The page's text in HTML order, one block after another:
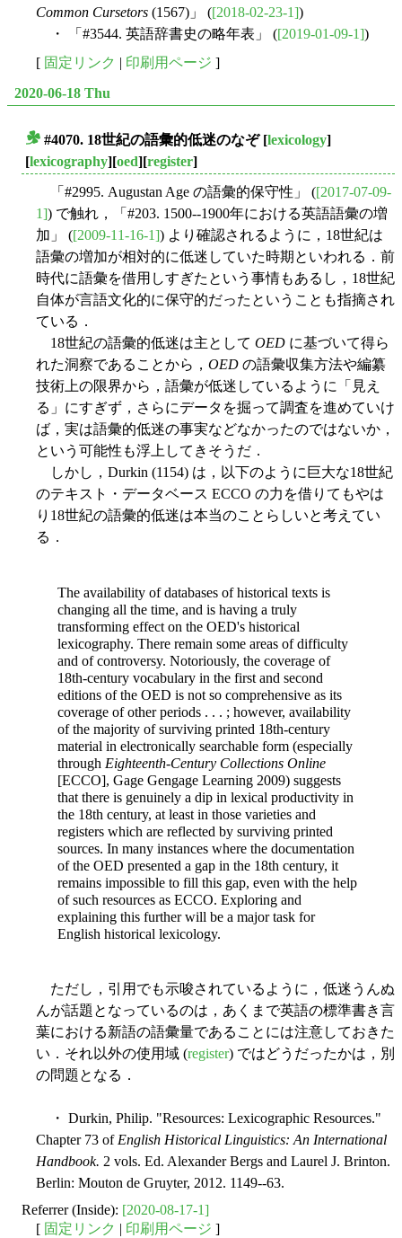
Common Cursetors (1567)」 ([2018-02-23-1])
・ 「#3544. 英語辞書史の略年表」 ([2019-01-09-1])
[ 固定リンク | 印刷用ページ ]
2020-06-18 Thu
#4070. 18世紀の語彙的低迷のなぞ[lexicology]
[lexicography][oed][register]
「#2995. Augustan Age の語彙的保守性」 ([2017-07-09-
1]) で触れ，「#203. 1500--1900年における英語語彙の増
加」 ([2009-11-16-1]) より確認されるように，18世紀は
語彙の増加が相対的に低迷していた時期といわれる．前
時代に語彙を借用しすぎたという事情もあるし，18世紀
自体が言語文化的に保守的だったということも指摘され
ている．
18世紀の語彙的低迷は主として OED に基づいて得ら
れた洞察であることから， OED の語彙収集方法や編纂
技術上の限界から，語彙が低迷しているように「見え
る」にすぎず，さらにデータを掘って調査を進めていけ
ば，実は語彙的低迷の事実などなかったのではないか，
という可能性も浮上してきそうだ．
しかし，Durkin (1154) は，以下のように巨大な18世紀
のテキスト・データベース ECCO の力を借りてもやは
り18世紀の語彙的低迷は本当のことらしいと考えてい
る．
The availability of databases of historical texts is
changing all the time, and is having a truly
transforming effect on the OED's historical
lexicography. There remain some areas of difficulty
and of controversy. Notoriously, the coverage of
18th-century vocabulary in the first and second
editions of the OED is not so comprehensive as its
coverage of other periods . . . ; however, availability
of the majority of surviving printed 18th-century
material in electronically searchable form (especially
through Eighteenth-Century Collections Online
[ECCO], Gage Gengage Learning 2009) suggests
that there is genuinely a dip in lexical productivity in
the 18th century, at least in those varieties and
registers which are reflected by surviving printed
sources. In many instances where the documentation
of the OED presented a gap in the 18th century, it
remains impossible to fill this gap, even with the help
of such resources as ECCO. Exploring and
explaining this further will be a major task for
English historical lexicology.
ただし，引用でも示唆されているように，低迷うんぬ
んが話題となっているのは，あくまで英語の標準書き言
葉における新語の語彙量であることには注意しておきた
い．それ以外の使用域 (register) ではどうだったかは，別
の問題となる．
・ Durkin, Philip. "Resources: Lexicographic Resources."
Chapter 73 ofEnglish Historical Linguistics: An International
Handbook. 2 vols. Ed. Alexander Bergs and Laurel J. Brinton.
Berlin: Mouton de Gruyter, 2012. 1149--63.
Referrer (Inside): [2020-08-17-1]
[ 固定リンク 印刷用ページ ]